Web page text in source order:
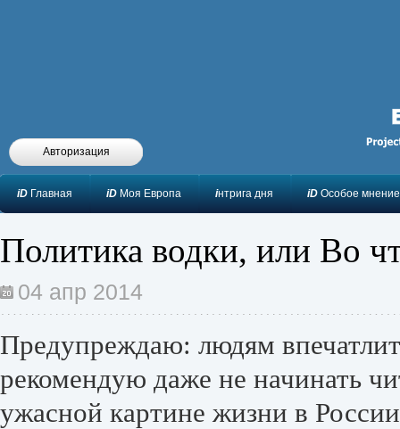
Авторизация
iD Главная iD Моя Европа iнтрига дня iD Особое мнение
Политика водки, или Во
04 апр 2014
Предупреждаю: людям
рекомендую даже не начинать
ужасной картине жизни в